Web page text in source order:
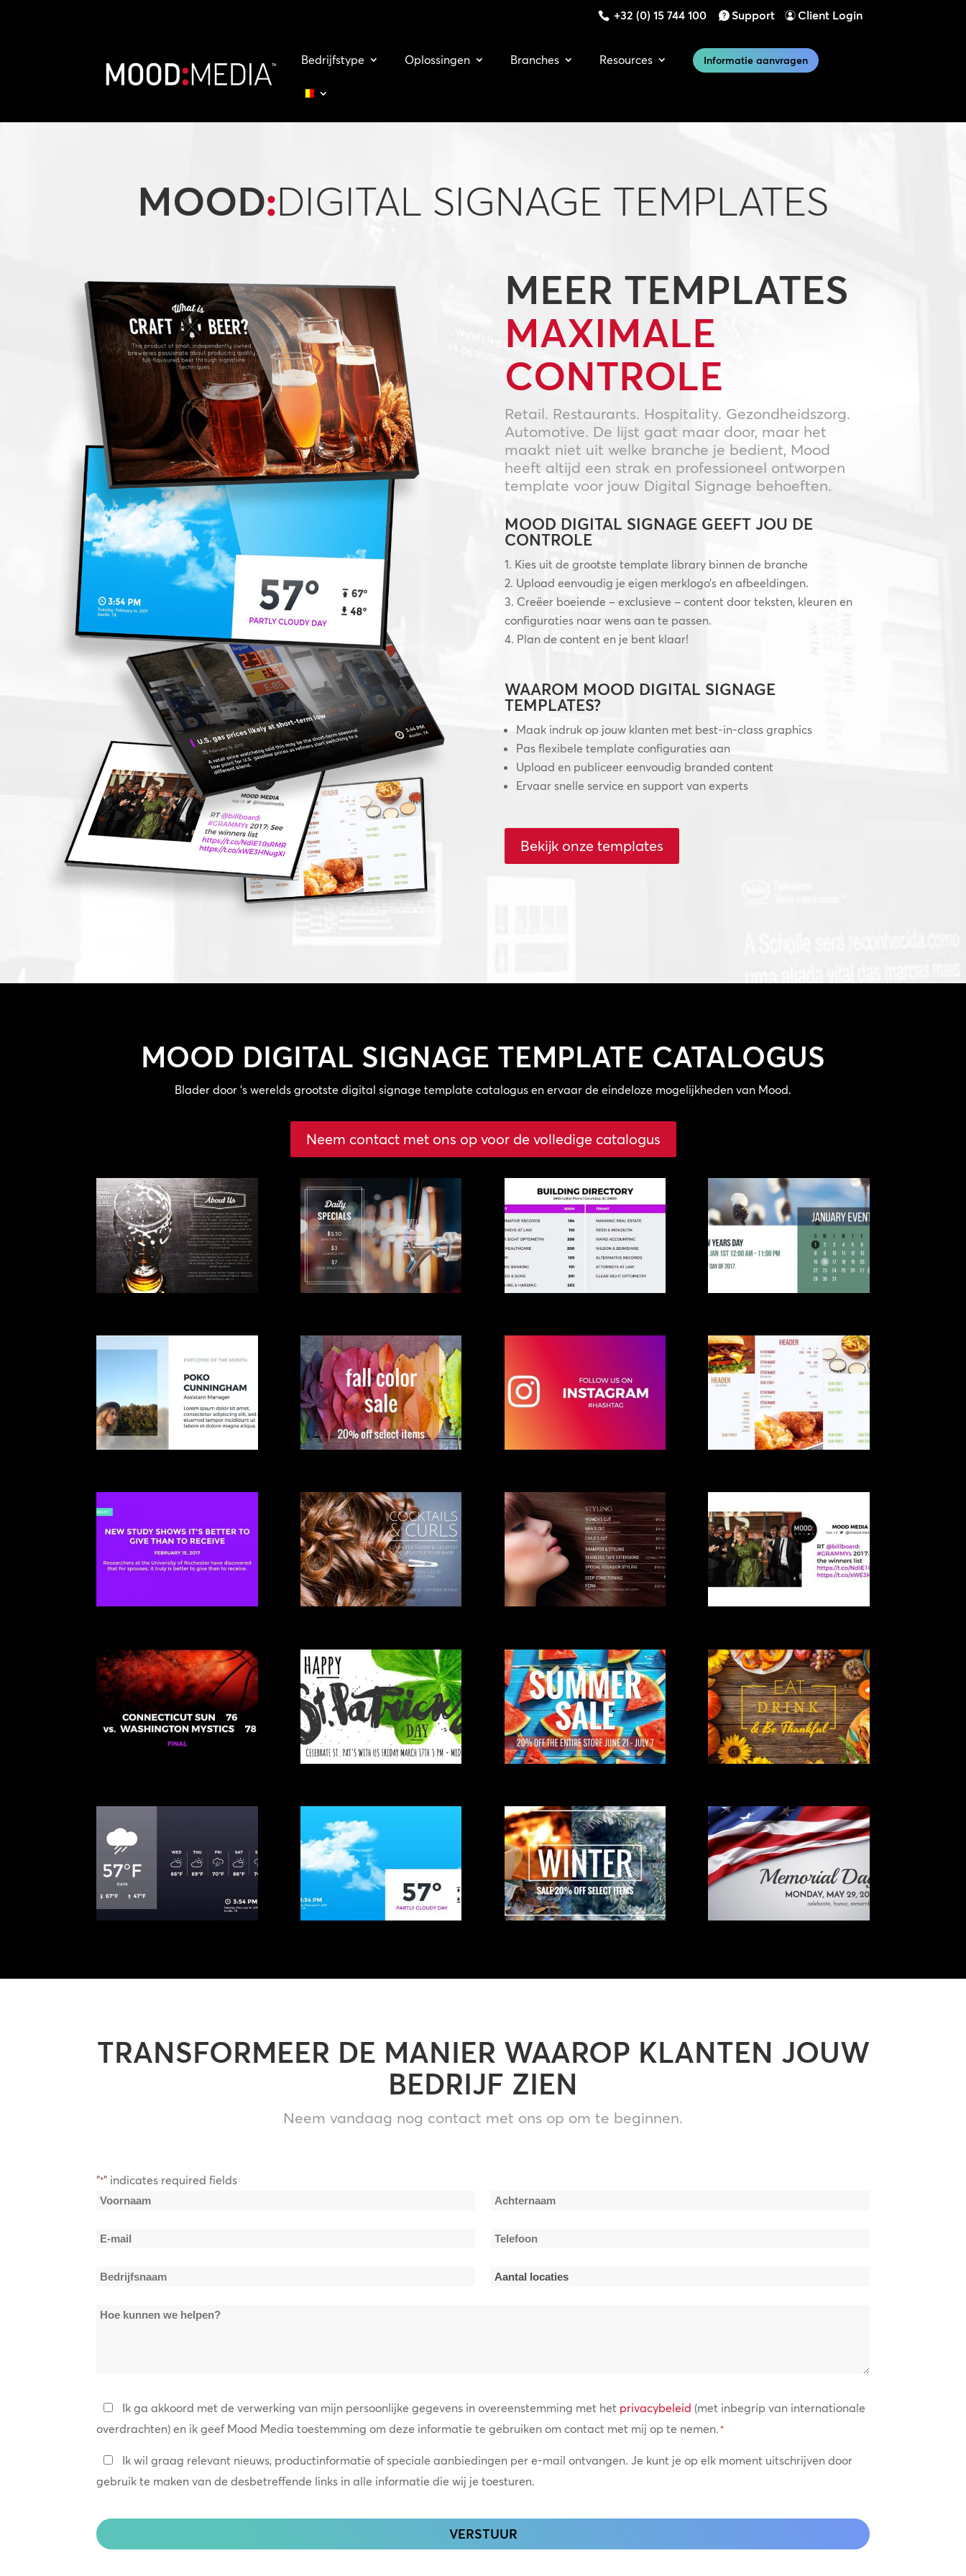
+32 (0) 15 744 100 Support Client Login
Bedrijfstype Oplossingen Branches Resources Informatie aanvragen
MOOD:DIGITAL SIGNAGE TEMPLATES
MEER TEMPLATES
MAXIMALE
CONTROLE
Retail. Restaurants. Hospitality. Gezondheidszorg.
Automotive. De lijst gaat maar door, maar het
maakt niet uit welke branche je bedient, Mood
heeft altijd een strak en professioneel ontworpen
template voor jouw Digital Signage behoeften.
MOOD DIGITAL SIGNAGE GEEFT JOU DE
CONTROLE
Kies uit de grootste template library binnen de branche
Upload eenvoudig je eigen merklogo’s en afbeeldingen.
Creëer boeiende – exclusieve – content door teksten, kleuren en
configuraties naar wens aan te passen.
Plan de content en je bent klaar!
WAAROM MOOD DIGITAL SIGNAGE
TEMPLATES?
Maak indruk op jouw klanten met best-in-class graphics
Pas flexibele template configuraties aan
Upload en publiceer eenvoudig branded content
Ervaar snelle service en support van experts
Bekijk onze templates
MOOD DIGITAL SIGNAGE TEMPLATE CATALOGUS
Blader door ’s werelds grootste digital signage template catalogus en ervaar de eindeloze mogelijkheden van Mood.
Neem contact met ons op voor de volledige catalogus
TRANSFORMEER DE MANIER WAAROP KLANTEN JOUW
BEDRIJF ZIEN
Neem vandaag nog contact met ons op om te beginnen.
"*" indicates required fields
Naam
E-
Telefoon
Bedrijfsnaam
Aantal
Hoe
Privacybeleid
*
Ik ga akkoord met de verwerking van mijn persoonlijke gegevens in overeenstemming met het privacybeleid (met inbegrip van internationale
overdrachten) en ik geef Mood Media toestemming om deze informatie te gebruiken om contact met mij op te nemen.*
Blijf
in
Ik wil graag relevant nieuws, productinformatie of speciale aanbiedingen per e-mail ontvangen. Je kunt je op elk moment uitschrijven door
gebruik te maken van de desbetreffende links in alle informatie die wij je toesturen.